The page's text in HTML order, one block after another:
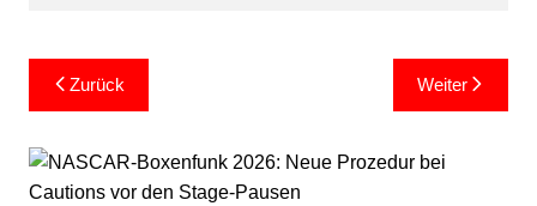
Beitragsnavigation
Zurück Weiter